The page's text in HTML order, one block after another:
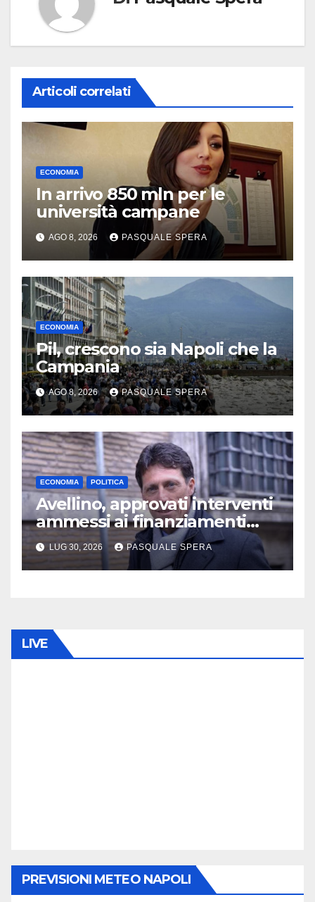
Articoli correlati
ECONOMIA
In arrivo 850 mln per le
università campane
AGO 8, 2026 PASQUALE SPERA
ECONOMIA
Pil, crescono sia Napoli che la
Campania
AGO 8, 2026 PASQUALE SPERA
ECONOMIA POLITICA
Avellino, approvati interventi
ammessi ai finanziamenti
regionali
LUG 30, 2026 PASQUALE SPERA
LIVE
PREVISIONI METEO NAPOLI